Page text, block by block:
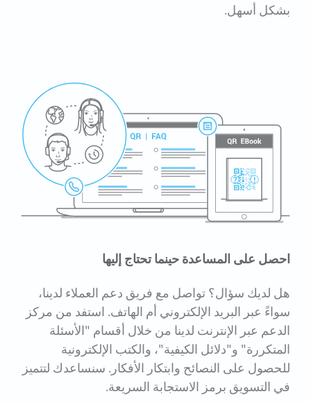
بشكل أسهل.
احصل على المساعدة حينما تحتاج إليها
هل لديك سؤال؟ تواصل مع فريق دعم العملاء لدينا،
سواءً عبر البريد الإلكتروني أم الهاتف. استفد من مركز
الدعم عبر الإنترنت لدينا من خلال أقسام "الأسئلة
المتكررة" و"دلائل الكيفية"، والكتب الإلكترونية
للحصول على النصائح وابتكار الأفكار. سنساعدك لتتميز
في التسويق برمز الاستجابة السريعة.